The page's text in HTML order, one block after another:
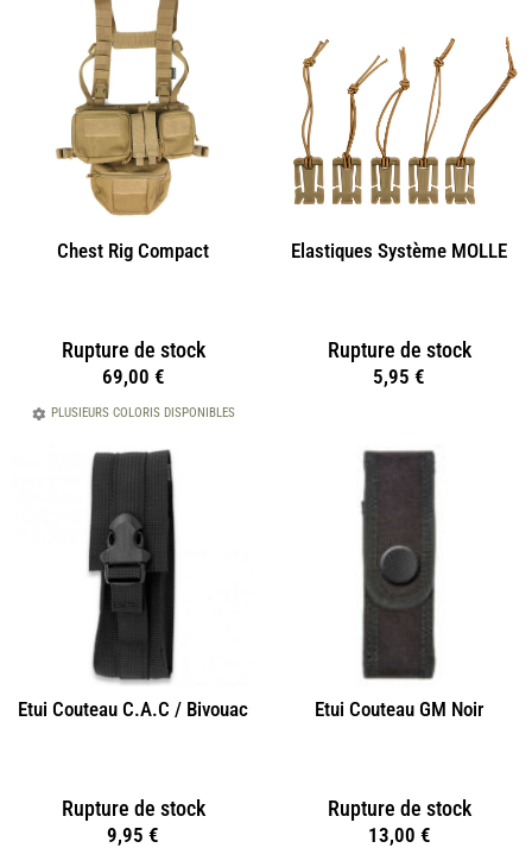
Chest Rig Compact
Rupture de stock
69,00 €
PLUSIEURS COLORIS DISPONIBLES
Elastiques Système MOLLE
Rupture de stock
5,95 €
Etui Couteau C.A.C / Bivouac
Rupture de stock
9,95 €
Etui Couteau GM Noir
Rupture de stock
13,00 €